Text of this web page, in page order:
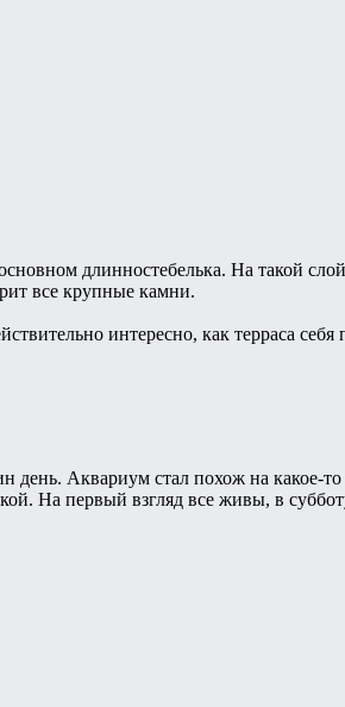
длинностебелька. На такой
все крупные камни.
интересно, как терраса себя
Аквариум стал похож на какое-
На первый взгляд все живы, в